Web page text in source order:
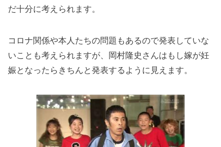
だ十分に考えられます。
コロナ関係や本人たちの問題もあるので発表していな
いことも考えられますが、岡村隆史さんはもし嫁が妊
娠となったらきちんと発表するように見えます。